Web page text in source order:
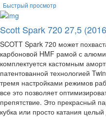
Быстрый просмотр
Scott Spark 720 27,5
SCOTT Spark 720 может
карбоновой HMF рамой с
комплектуется кастомным
патентованной технологией
тремя настройками режимов
все это позволяет
препятствие. Это прекрасный
кубка или просто катания